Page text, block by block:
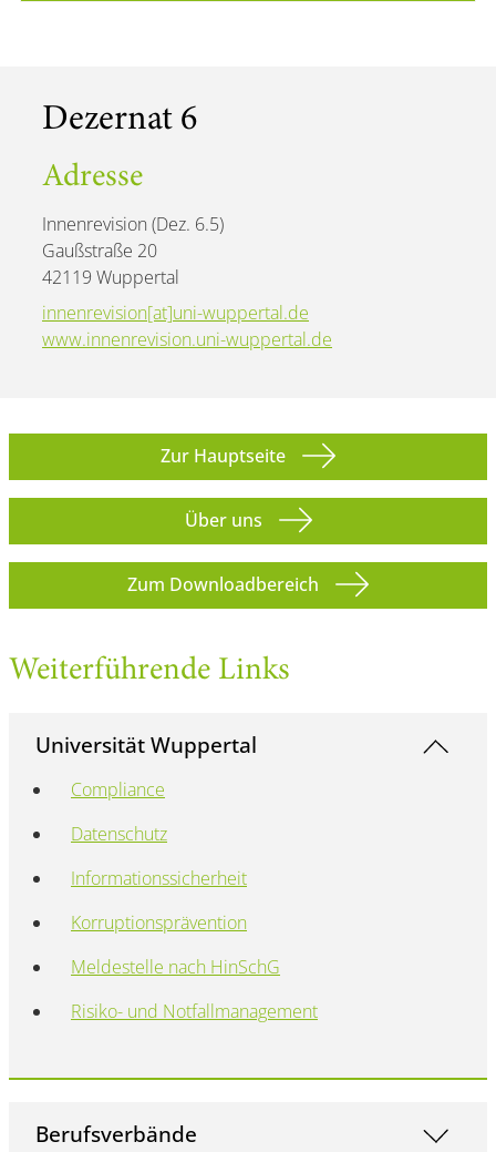
Dezernat 6
Adresse
Innenrevision (Dez. 6.5)
Gaußstraße 20
42119 Wuppertal
innenrevision[at]uni-wuppertal.de
www.innenrevision.uni-wuppertal.de
Zur Hauptseite
Über uns
Zum Downloadbereich
Weiterführende Links
Universität Wuppertal
Compliance
Datenschutz
Informationssicherheit
Korruptionsprävention
Meldestelle nach HinSchG
Risiko- und Notfallmanagement
Berufsverbände